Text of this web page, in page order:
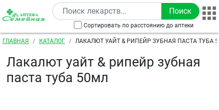
Перейти к основному содержанию
Сортировать по расстоянию до аптеки
Строка навигации
ГЛАВНАЯ КАТАЛОГ ЛАКАЛЮТ УАЙТ & РИПЕЙР ЗУБНАЯ ПАСТА ТУБА
Лакалют уайт & рипейр зубная
паста туба 50мл